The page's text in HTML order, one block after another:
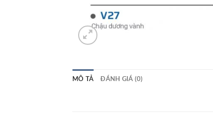
MÔ TẢ ĐÁNH GIÁ (0)